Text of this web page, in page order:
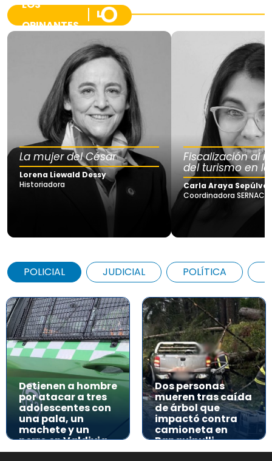
LOS
OPINANTES
La mujer del César
Lorena Liewald Dessy
Historiadora
Fiscalización al
del turismo en
Carla Araya
Coordinadora SERNAC
POLICIAL JUDICIAL POLÍTICA
Detienen a hombre
por atacar a tres
adolescentes con
una pala, un
machete y un
perro en Valdivia
Dos personas
mueren tras caída
de árbol que
impactó contra
camioneta en
Panguipulli